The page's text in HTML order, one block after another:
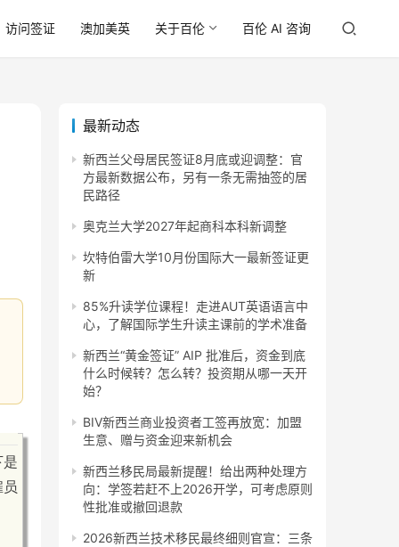
访问签证 澳加美英 关于百伦 百伦 AI 咨询
是
员
最新动态
新西兰父母居民签证8月底或迎调整：官
方最新数据公布，另有一条无需抽签的居
民路径
奥克兰大学2027年起商科本科新调整
坎特伯雷大学10月份国际大一最新签证更
新
85%升读学位课程！走进AUT英语语言中
心，了解国际学生升读主课前的学术准备
新西兰“黄金签证” AIP 批准后，资金到底
什么时候转？怎么转？投资期从哪一天开
始？
BIV新西兰商业投资者工签再放宽：加盟
生意、赠与资金迎来新机会
新西兰移民局最新提醒！给出两种处理方
向：学签若赶不上2026开学，可考虑原则
性批准或撤回退款
2026新西兰技术移民最终细则官宣：三条